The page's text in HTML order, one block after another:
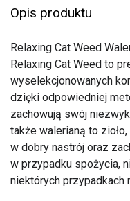
Opis produktu
Relaxing Cat Weed
Relaxing Cat Weed to
wyselekcjonowanych
dzięki odpowiedniej
zachowują swój
także walerianą to
w dobry nastrój oraz
w przypadku spożycia,
niektórych przypadkach